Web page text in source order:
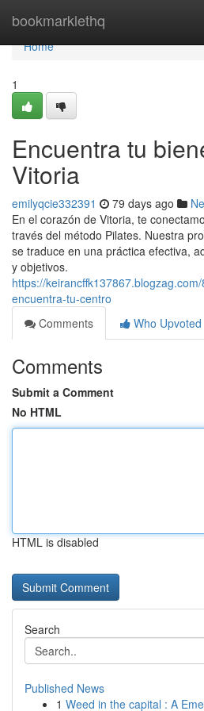
bookmarklethq
Home
Home
1
Encuentra tu
Vitoria
emilyqcie332391 79 days ago
En el corazón de Vitoria, te
través del método Pilates. Nuestra
se traduce en una práctica efectiva,
y objetivos.
https://
encuentra-tu-centro
Comments
Who Upvoted
Comments
Submit a Comment
No HTML
HTML is disabled
Search
Published News
1 Weed in the capital : A